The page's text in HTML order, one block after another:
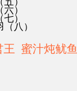
）
）
八）
王 蜜汁炖鱿鱼